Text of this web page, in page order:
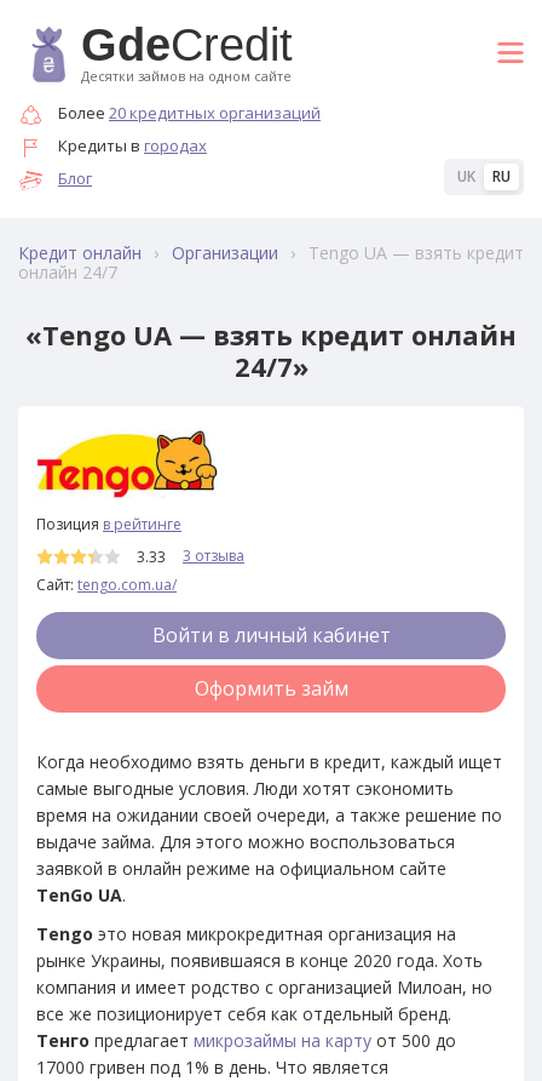
GdeCredit
Десятки займов на одном сайте
Более 20 кредитных организаций
Кредиты в городах
Блог
UK RU
Кредит онлайн › Организации ›
Tengo UA — взять кредит
онлайн 24/7
«Tengo UA — взять кредит онлайн
24/7»
Позиция в рейтинге
3.33
3 отзыва
Сайт: tengo.com.ua/
Войти в личный кабинет
Оформить займ
Когда необходимо взять деньги в кредит, каждый ищет
самые выгодные условия. Люди хотят сэкономить
время на ожидании своей очереди, а также решение по
выдаче займа. Для этого можно воспользоваться
заявкой в онлайн режиме на официальном сайте
TenGo UA.
Tengo это новая микрокредитная организация на
рынке Украины, появившаяся в конце 2020 года. Хоть
компания и имеет родство с организацией Милоан, но
все же позиционирует себя как отдельный бренд.
Тенго предлагает микрозаймы на карту от 500 до
17000 гривен под 1% в день. Что является